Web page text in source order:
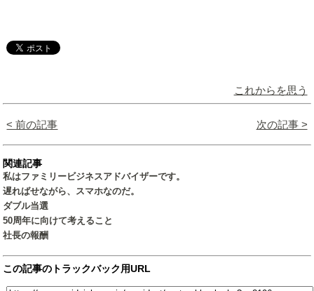
これからを思う
< 前の記事 次の記事 >
関連記事
私はファミリービジネスアドバイザーです。
遅ればせながら、スマホなのだ。
ダブル当選
50周年に向けて考えること
社長の報酬
この記事のトラックバック用URL